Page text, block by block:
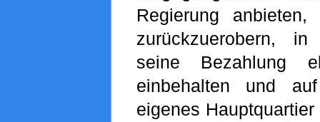
Regierung
zurückzuerobern,
seine Bezahlung
einbehalten und
eigenes